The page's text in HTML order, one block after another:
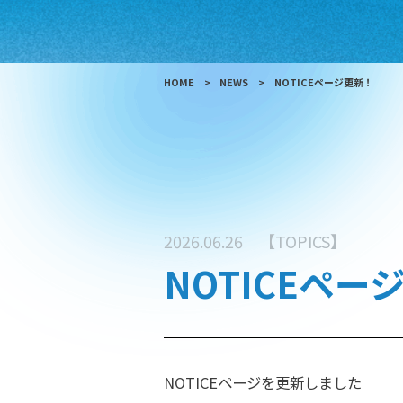
HOME NEWS NOTICEページ更新！
2026.06.26 【TOPICS】
NOTICEペー
NOTICEページを更新しました